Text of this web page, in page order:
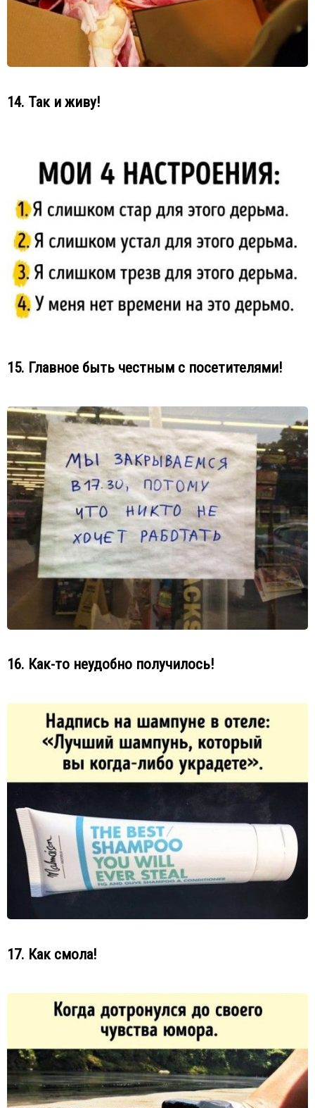
14. Так и живу!
15. Главное быть честным с посетителями!
16. Как-то неудобно получилось!
17. Как смола!